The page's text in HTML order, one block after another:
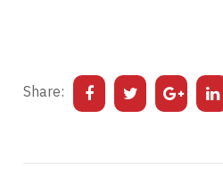
Share: